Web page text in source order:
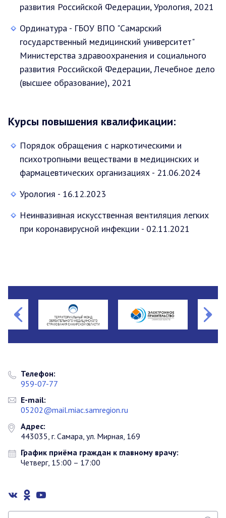
развития Российской Федерации, Урология, 2021
Ординатура - ГБОУ ВПО "Самарский
государственный медицинский университет"
Министерства здравоохранения и социального
развития Российской Федерации, Лечебное дело
(высшее образование), 2021
Курсы повышения квалификации:
Порядок обращения с наркотическими и
психотропными веществами в медицинских и
фармацевтических организациях - 21.06.2024
Урология - 16.12.2023
Неинвазивная искусственная вентиляция легких
при коронавирусной инфекции - 02.11.2021
Телефон:
959-07-77
E-mail:
05202@mail.miac.samregion.ru
Адрес:
443035, г. Самара, ул. Мирная, 169
График приёма граждан к главному врачу:
Четверг, 15:00 – 17:00